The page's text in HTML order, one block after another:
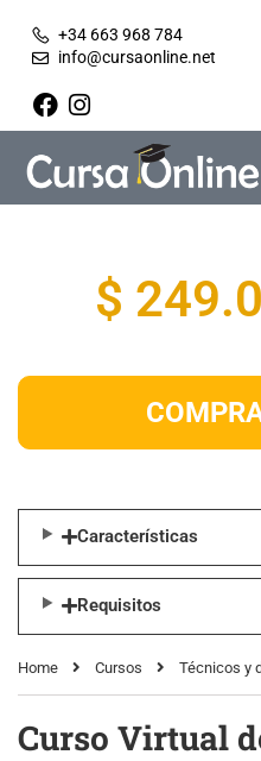
+34 663 968 784
info@cursaonline.net
Home Cursos Técnicos y
Curso Virtual
$
Características
Requisitos